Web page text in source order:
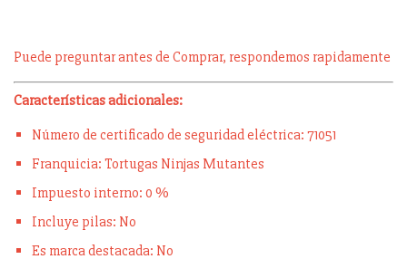
Puede preguntar antes de Comprar, respondemos rapidamente
Características adicionales:
Número de certificado de seguridad eléctrica: 71051
Franquicia: Tortugas Ninjas Mutantes
Impuesto interno: 0 %
Incluye pilas: No
Es marca destacada: No